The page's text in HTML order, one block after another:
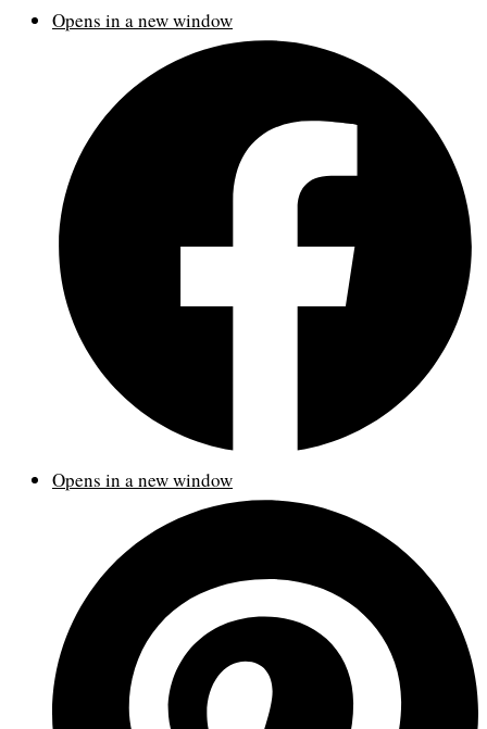
Opens in a new window
Opens in a new window